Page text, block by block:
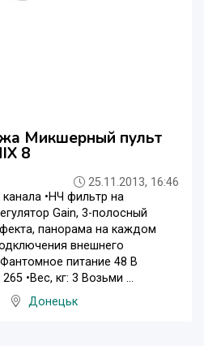
Микшерный пульт
8
25.11.2013, 16:46
•НЧ фильтр на
Gain, 3-полосный
панорама на каждом
внешнего
питание 48 В
•Вес, кг: 3 Возьми ...
Донецьк